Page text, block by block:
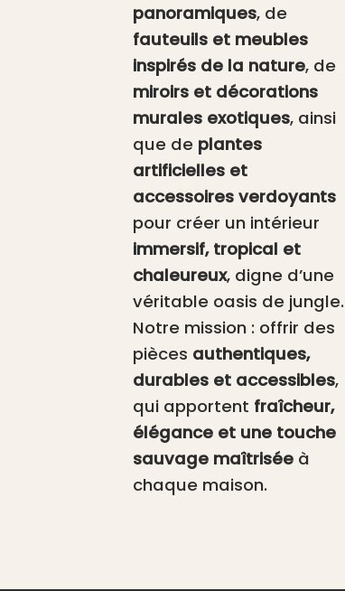
panoramiques, de
fauteuils et meubles
inspirés de la nature, de
miroirs et décorations
murales exotiques, ainsi
que de plantes
artificielles et
accessoires verdoyants
pour créer un intérieur
immersif, tropical et
chaleureux, digne d’une
véritable oasis de jungle.
Notre mission : offrir des
pièces authentiques,
durables et accessibles,
qui apportent fraîcheur,
élégance et une touche
sauvage maîtrisée à
chaque maison.